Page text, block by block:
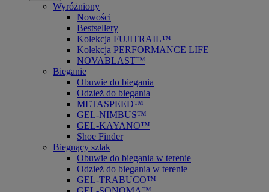
Wyróżniony
Nowości
Bestsellery
Kolekcja FUJITRAIL™
Kolekcja PERFORMANCE LIFE
NOVABLAST™
Bieganie
Obuwie do biegania
Odzież do biegania
METASPEED™
GEL-NIMBUS™
GEL-KAYANO™
Shoe Finder
Biegnący szlak
Obuwie do biegania w terenie
Odzież do biegania w terenie
GEL-TRABUCO™